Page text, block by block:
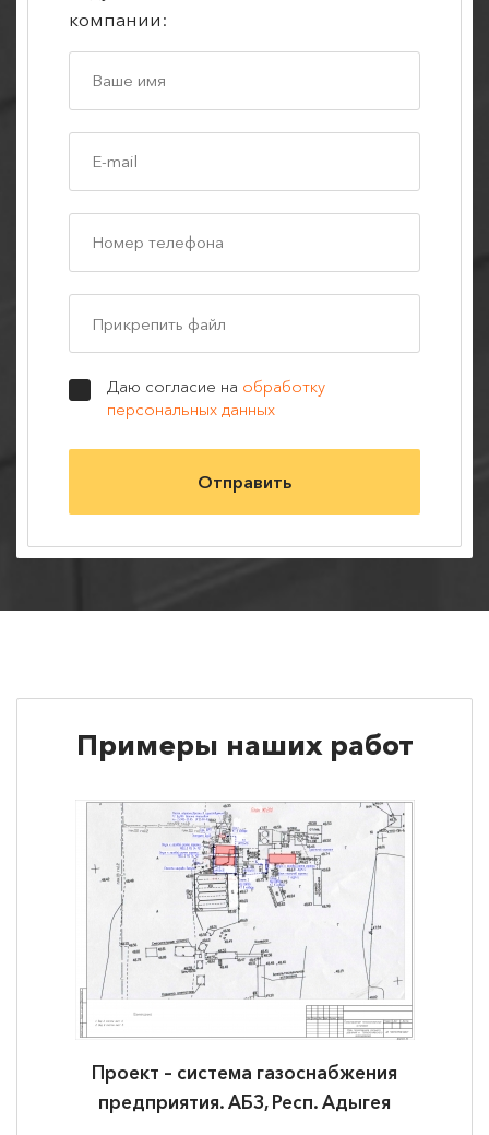
компании:
Прикрепить файл
Даю согласие на обработку
персональных данных
Примеры наших работ
Проект – система газоснабжения
предприятия. АБЗ, Респ. Адыгея